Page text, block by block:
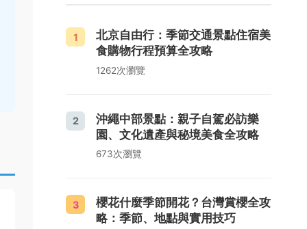
1
北京自由行：季節交通景點住宿美
食購物行程預算全攻略
1262次瀏覽
2
沖繩中部景點：親子自駕必訪樂
園、文化遺產與秘境美食全攻略
673次瀏覽
3
櫻花什麼季節開花？台灣賞櫻全攻
略：季節、地點與實用技巧